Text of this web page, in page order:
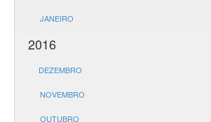
JANEIRO
2016
DEZEMBRO
NOVEMBRO
OUTUBRO